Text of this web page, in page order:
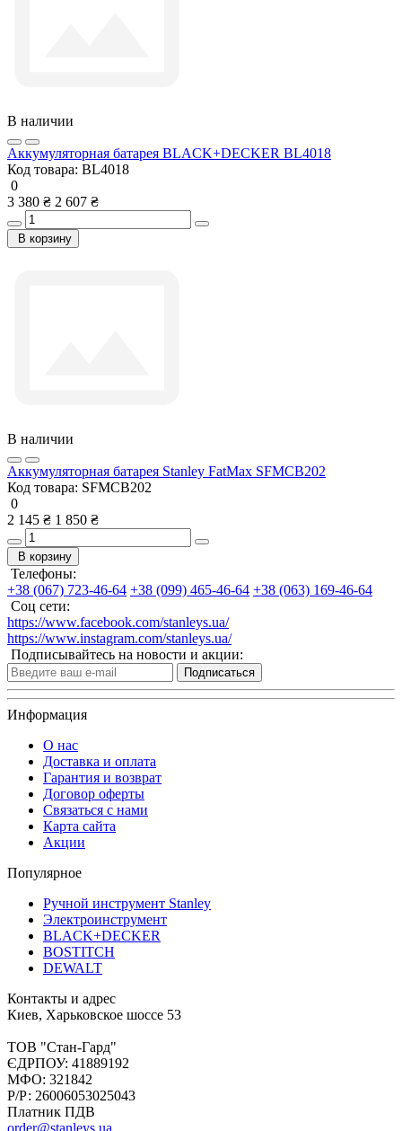
В наличии
Аккумуляторная батарея BLACK+DECKER BL4018
Код товара: BL4018
0
3 380 ₴ 2 607 ₴
В корзину
В наличии
Аккумуляторная батарея Stanley FatMax SFMCB202
Код товара: SFMCB202
0
2 145 ₴ 1 850 ₴
В корзину
Телефоны:
+38 (067) 723-46-64 +38 (099) 465-46-64 +38 (063) 169-46-64
Соц сети:
https://www.facebook.com/stanleys.ua/
https://www.instagram.com/stanleys.ua/
Подписывайтесь на новости и акции:
Подписаться
Информация
О нас
Доставка и оплата
Гарантия и возврат
Договор оферты
Связаться с нами
Карта сайта
Акции
Популярное
Ручной инструмент Stanley
Электроинструмент
BLACK+DECKER
BOSTITCH
DEWALT
Контакты и адрес
Киев, Харьковское шоссе 53
ТОВ "Стан-Гард"
ЄДРПОУ: 41889192
МФО: 321842
Р/Р: 26006053025043
Платник ПДВ
order@stanleys.ua